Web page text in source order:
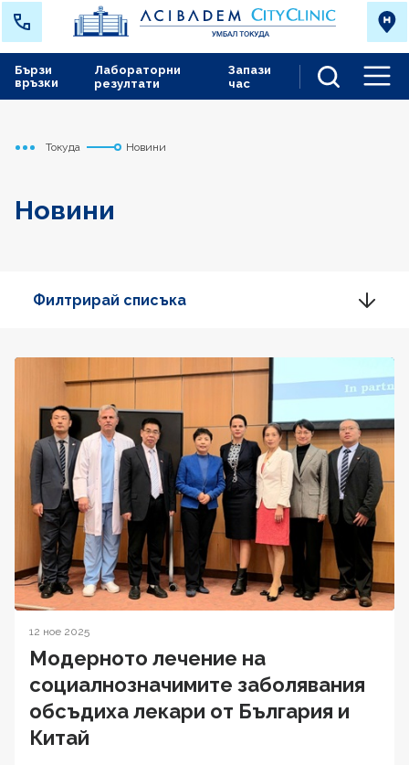
Лабораторни
резултати
Запази
час
Бързи
връзки
Начало
Токуда Новини
Новини
Филтрирай списъка
12 ное 2025
Модерното лечение на
социалнозначимите заболявания
обсъдиха лекари от България и
Китай